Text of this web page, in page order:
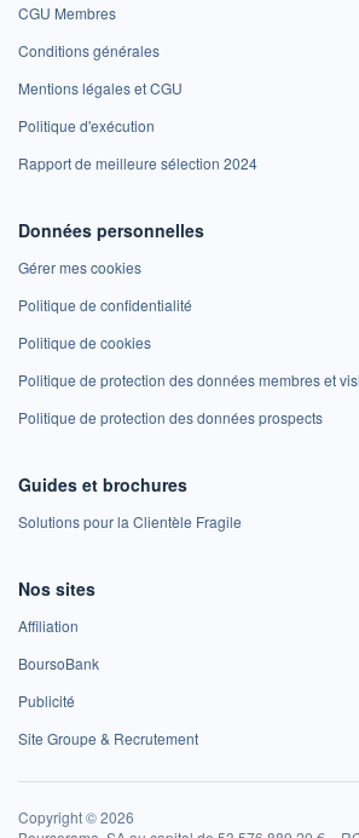
CGU Membres
Conditions générales
Mentions légales et CGU
Politique d'exécution
Rapport de meilleure sélection 2024
Données personnelles
Gérer mes cookies
Politique de confidentialité
Politique de cookies
Politique de protection des données membres et
Politique de protection des données prospects
Guides et brochures
Solutions pour la Clientèle Fragile
Nos sites
Affiliation
BoursoBank
Publicité
Site Groupe & Recrutement
Copyright © 2026